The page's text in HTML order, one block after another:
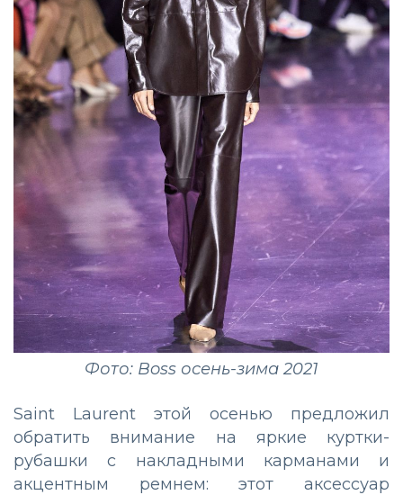
Фото: Boss осень-зима 2021
Saint Laurent этой осенью предложил
обратить внимание на яркие куртки-
рубашки с накладными карманами и
акцентным ремнем: этот аксессуар